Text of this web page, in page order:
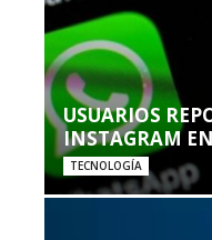
USUARIOS
INSTAGRAM
TECNOLOGÍA